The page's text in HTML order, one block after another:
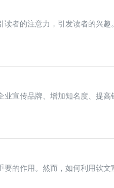
者的注意力，引发读者的兴
宣传品牌、增加知名度、提
的作用。然而，如何利用软